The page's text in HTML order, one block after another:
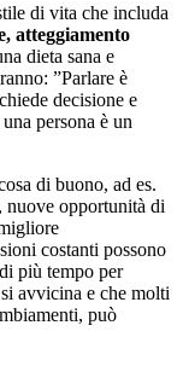
di vita che includa
atteggiamento
dieta sana e
”Parlare è
decisione e
persona è un
di buono, ad es.
nuove opportunità di
costanti possono
più tempo per
avvicina e che molti
può